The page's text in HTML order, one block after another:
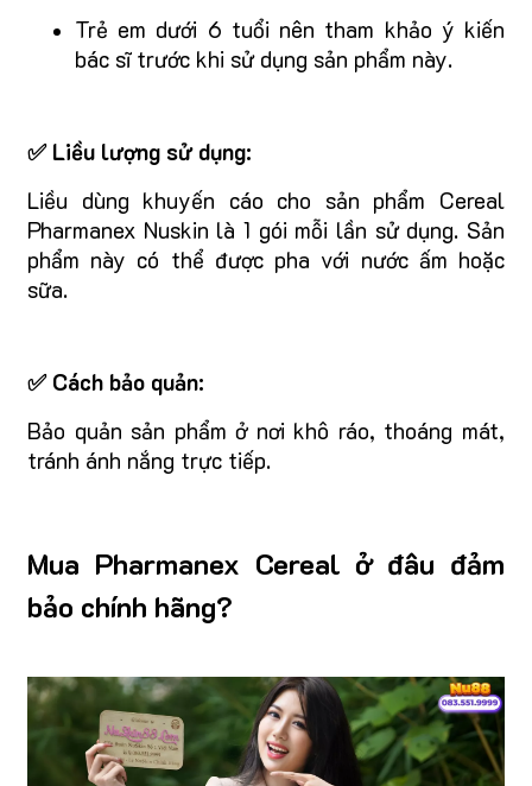
Trẻ em dưới 6 tuổi nên tham khảo ý kiến
bác sĩ trước khi sử dụng sản phẩm này.
✅ Liều lượng sử dụng:
Liều dùng khuyến cáo cho sản phẩm Cereal
Pharmanex Nuskin là 1 gói mỗi lần sử dụng. Sản
phẩm này có thể được pha với nước ấm hoặc
sữa.
✅ Cách bảo quản:
Bảo quản sản phẩm ở nơi khô ráo, thoáng mát,
tránh ánh nắng trực tiếp.
Mua Pharmanex Cereal ở đâu đảm
bảo chính hãng?